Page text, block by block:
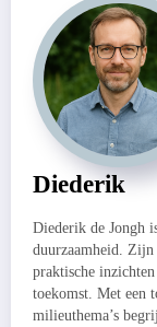
Diederik
Diederik de Jongh
duurzaamheid. Zijn
praktische
toekomst. Met een
milieuthema’s